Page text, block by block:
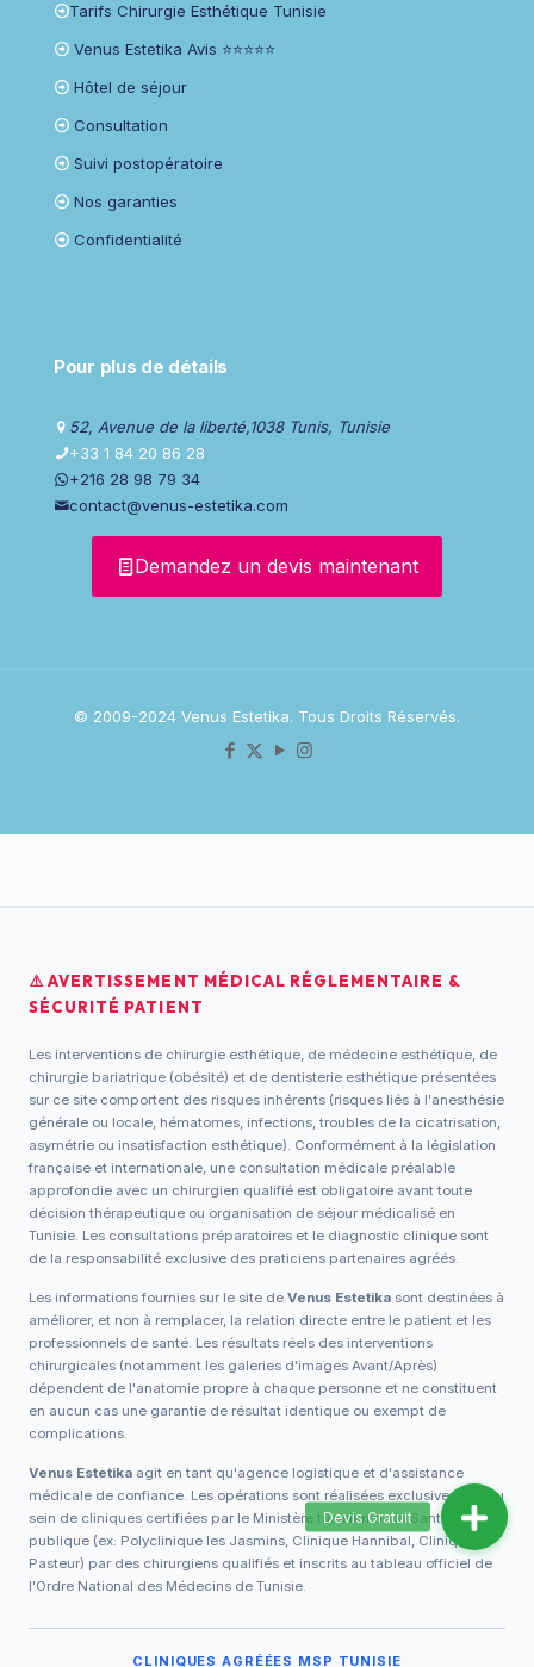
Tarifs Chirurgie Esthétique Tunisie
Venus Estetika Avis ⭐⭐⭐⭐⭐
Hôtel de séjour
Consultation
Suivi postopératoire
Nos garanties
Confidentialité
Pour plus de détails
52, Avenue de la liberté,1038 Tunis, Tunisie
+33 1 84 20 86 28
+216 28 98 79 34
contact@venus-estetika.com
Demandez un devis maintenant
© 2009-2024 Venus Estetika. Tous Droits Réservés.
⚠️ AVERTISSEMENT MÉDICAL RÉGLEMENTAIRE &
SÉCURITÉ PATIENT
Les interventions de chirurgie esthétique, de médecine esthétique, de
chirurgie bariatrique (obésité) et de dentisterie esthétique présentées
sur ce site comportent des risques inhérents (risques liés à l'anesthésie
générale ou locale, hématomes, infections, troubles de la cicatrisation,
asymétrie ou insatisfaction esthétique). Conformément à la législation
française et internationale, une consultation médicale préalable
approfondie avec un chirurgien qualifié est obligatoire avant toute
décision thérapeutique ou organisation de séjour médicalisé en
Tunisie. Les consultations préparatoires et le diagnostic clinique sont
de la responsabilité exclusive des praticiens partenaires agréés.
Les informations fournies sur le site de Venus Estetika sont destinées à
améliorer, et non à remplacer, la relation directe entre le patient et les
professionnels de santé. Les résultats réels des interventions
chirurgicales (notamment les galeries d'images Avant/Après)
dépendent de l'anatomie propre à chaque personne et ne constituent
en aucun cas une garantie de résultat identique ou exempt de
complications.
Venus Estetika agit en tant qu'agence logistique et d'assistance
médicale de confiance. Les opérations sont réalisées exclusivement au
sein de cliniques certifiées par le Ministère tunisien de la Santé
publique (ex: Polyclinique les Jasmins, Clinique Hannibal, Clinique
Pasteur) par des chirurgiens qualifiés et inscrits au tableau officiel de
l'Ordre National des Médecins de Tunisie.
CLINIQUES AGRÉÉES MSP TUNISIE